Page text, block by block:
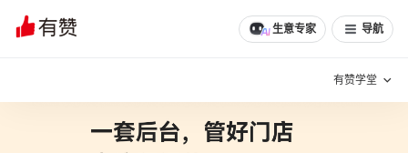
生意专家 导航
有赞学堂